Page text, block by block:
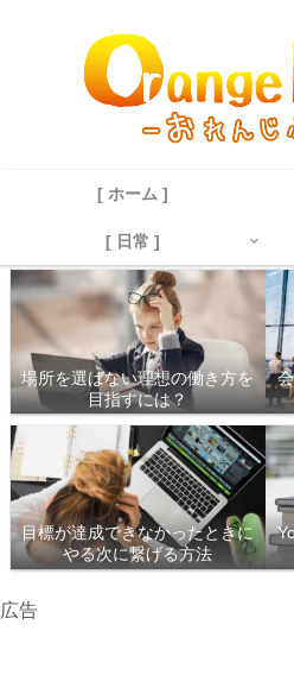
[ ホーム ]
[ 日常 ]
場所を選ばない理想の働き方を
目指すには？
目標が達成できなかったときに
やる次に繋げる方法
広告